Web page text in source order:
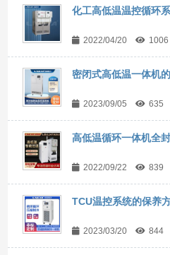
化工高低温温控循环
2022/04/20 1006
密闭式高低温一体机
2023/09/05 635
高低温循环一体机全
2022/09/22 839
TCU温控系统的保养
2023/03/20 844